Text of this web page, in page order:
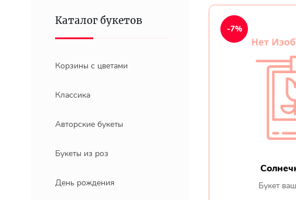
Каталог букетов
Корзины с цветами
Классика
Авторские букеты
Букеты из роз
День рождения Букет
-7%